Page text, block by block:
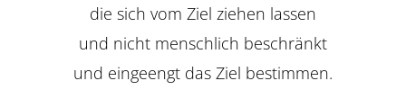
die sich vom Ziel ziehen lassen
und nicht menschlich beschränkt
und eingeengt das Ziel bestimmen.